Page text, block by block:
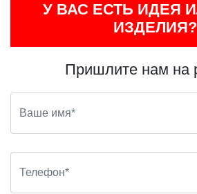
У ВАС ЕСТЬ ИДЕЯ
ИЗДЕЛИЯ?
Пришлите нам на